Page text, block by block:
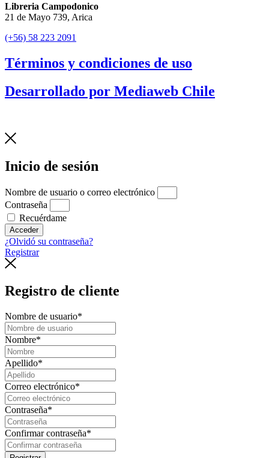
Libreria Campodonico
21 de Mayo 739, Arica
(+56) 58 223 2091
Términos y condiciones de uso
Desarrollado por Mediaweb Chile
Inicio de sesión
Nombre de usuario o correo electrónico
Contraseña
Recuérdame
Acceder
¿Olvidó su contraseña?
Registrar
Registro de cliente
Nombre de usuario*
Nombre*
Apellido*
Correo electrónico*
Contraseña*
Confirmar contraseña*